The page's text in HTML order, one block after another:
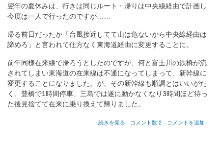
翌年の夏休みは、行きは同じルート・帰りは中央線経由で計画し
今度は一人で行ったのですが……
帰る前日だったか「台風接近してて山は危ないから中央線経由は
諦めろ」と言われて仕方なく東海道経由に変更することに。
前年同様在来線で帰ろうとしたのですが、何と富士川の鉄橋が流
されてしまい東海道の在来線は不通になってしまって、新幹線に
変更することになりました。が、その新幹線も順調とはいいがた
く、豊橋で1時間停車、三島では遂に動かなくなり3時間ほど待っ
た後見捨てて在来に乗り換えて帰りました。
小
続きを見る コメント数 2 コメントを追加